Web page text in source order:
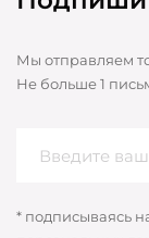
Мы отправляем
Не больше 1
* подписываясь